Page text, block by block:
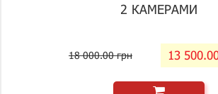
2 КАМЕРАМИ
18 000.00 грн 13